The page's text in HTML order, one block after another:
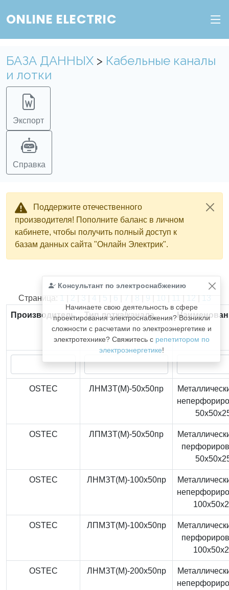
ONLINE ELECTRIC
БАЗА ДАННЫХ > Кабельные каналы
и лотки
Экспорт
Справка
Поддержите отечественного
производителя! Пополните баланс в личном
кабинете, чтобы получить полный доступ к
базам данных сайта "Онлайн Электрик".
Консультант по электроснабжению
Начинаете свою деятельность в сфере
проектирования электроснабжения? Возникли
сложности с расчетами по электроэнергетике и
электротехнике? Свяжитесь с репетитором по
электроэнергетике!
Найдено366из366записей.
Страница: 1 | 2 | 3 | 4 | 5 | 6 | 7 | 8 | 9 | 10 | 11 | 12 | 13
Производитель
Тип лотка/канала
OSTEC ЛНМЗТ(М)-50x50пр
OSTEC ЛПМЗТ(М)-50x50пр
OSTEC ЛНМЗТ(М)-100x50пр
OSTEC ЛПМЗТ(М)-100x50пр
OSTEC ЛНМЗТ(М)-200x50пр
Электрик" без ограничений.